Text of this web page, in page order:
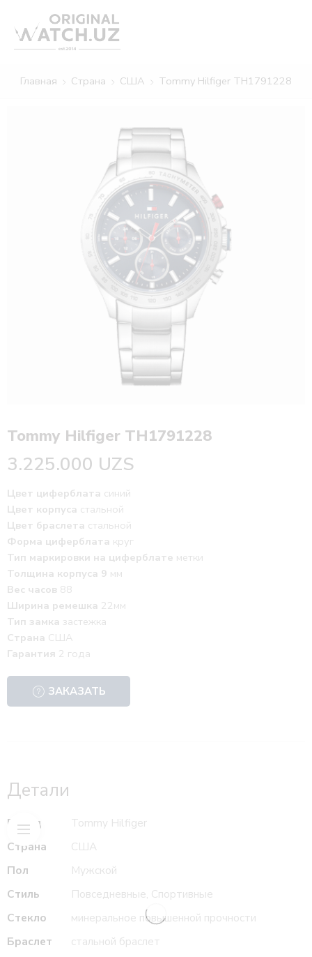
Главная Страна США Tommy Hilfiger TH1791228
Tommy Hilfiger TH1791228
3.225.000 UZS
Цвет циферблата синий
Цвет корпуса стальной
Цвет браслета стальной
Форма циферблата круг
Тип маркировки на циферблате метки
Толщина корпуса 9 мм
Вес часов 88
Ширина ремешка 22мм
Тип замка застежка
Страна США
Гарантия 2 года
ЗАКАЗАТЬ
Детали
Бренд
Tommy Hilfiger
Страна
США
Пол
Мужской
Стиль
Повседневные, Спортивные
Стекло
минеральное повышенной прочности
Браслет
стальной браслет